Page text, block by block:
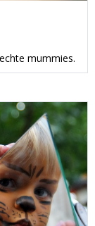
mummies.